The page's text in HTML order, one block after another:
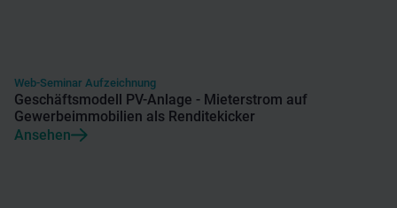
Web-Seminar Aufzeichnung
Geschäftsmodell PV-Anlage - Mieterstrom auf
Gewerbeimmobilien als Renditekicker
Ansehen